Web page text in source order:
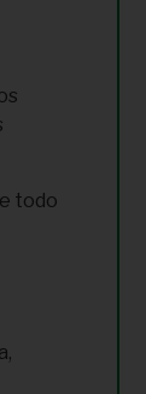
todo